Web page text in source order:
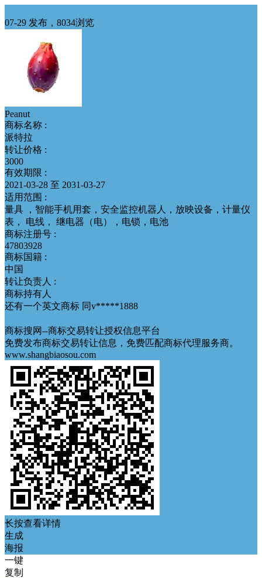
07-29 发布，8034浏览
Peanut
商标名称 :
派特拉
转让价格 :
3000
有效期限 :
2021-03-28 至 2031-03-27
适用范围 :
量具 ，智能手机用套，安全监控机器人，放映设备，计量仪
表， 电线， 继电器（电），电锁，电池
商标注册号 :
47803928
商标国籍 :
中国
转让负责人 :
商标持有人
还有一个英文商标 同v*****1888
商标搜网--商标交易转让授权信息平台
免费发布商标交易转让信息，免费匹配商标代理服务商。
www.shangbiaosou.com
长按查看详情
生成
海报
一键
复制